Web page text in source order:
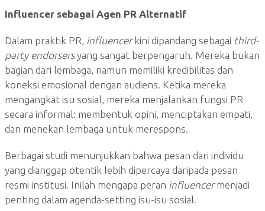
Influencer sebagai Agen PR Alternatif
Dalam praktik PR, influencerkini dipandang sebagai third-
party endorsersyang sangat berpengaruh. Mereka bukan
bagian dari lembaga, namun memiliki kredibilitas dan
koneksi emosional dengan audiens. Ketika mereka
mengangkat isu sosial, mereka menjalankan fungsi PR
secara informal: membentuk opini, menciptakan empati,
dan menekan lembaga untuk merespons.
Berbagai studi menunjukkan bahwa pesan dari individu
yang dianggap otentik lebih dipercaya daripada pesan
resmi institusi. Inilah mengapa peran influencermenjadi
penting dalam agenda-setting isu-isu sosial.